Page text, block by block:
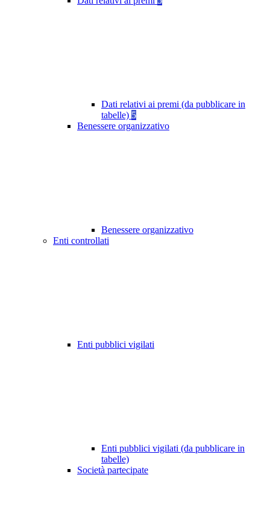
Dati relativi ai premi (da pubblicare in
tabelle) 5
Benessere organizzativo
Benessere organizzativo
Enti controllati
Enti pubblici vigilati
Enti pubblici vigilati (da pubblicare in
tabelle)
Società partecipate